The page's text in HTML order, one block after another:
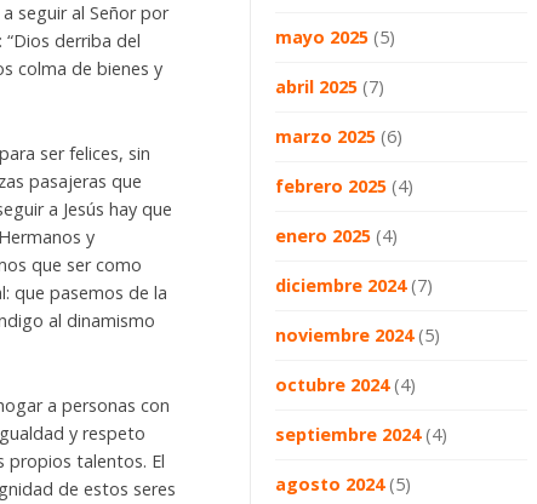
seguir al Señor por
derriba del
colma de bienes y
ser felices, sin
pasajeras que
a Jesús hay que
y
que ser como
que pasemos de la
al dinamismo
a personas con
y respeto
propios talentos. El
de estos seres
mayo 2025 (5)
abril 2025 (7)
marzo 2025 (6)
febrero 2025 (4)
enero 2025 (4)
diciembre 2024(7)
noviembre 2024(5)
octubre 2024(4)
septiembre 2024(4)
agosto 2024(5)